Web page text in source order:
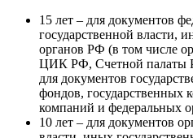
15 лет – для документов
государственной власти,
органов РФ (в том числе
ЦИК РФ, Счетной палаты
для документов
фондов, государственных
компаний и федеральных
10 лет – для документов